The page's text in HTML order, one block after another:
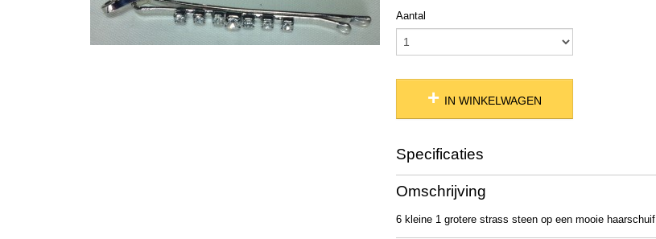
Aantal
IN WINKELWAGEN
Specificaties
Productcode
Productcode leverancier
Netto gewicht
7,00 g
Omschrijving
6 kleine 1 grotere strass steen op een mooie haarschuif